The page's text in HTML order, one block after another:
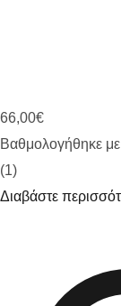
66,00€
Βαθμολογήθηκε με
(1)
Διαβάστε